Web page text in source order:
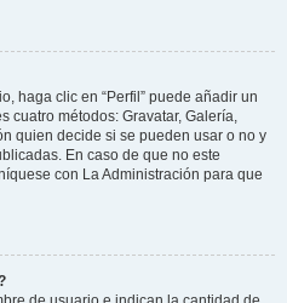
haga clic en “Perfil” puede añadir un
cuatro métodos: Gravatar, Galería,
quien decide si se pueden usar o no y
En caso de que no este
con La Administración para que